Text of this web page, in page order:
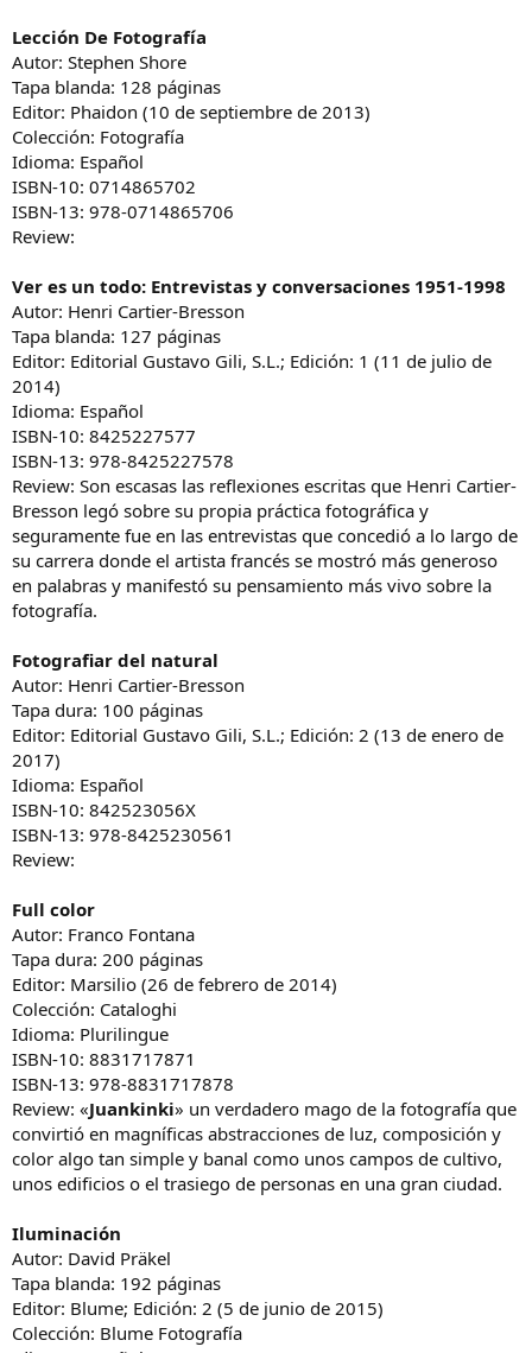
Lección De Fotografía
Autor: Stephen Shore
Tapa blanda: 128 páginas
Editor: Phaidon (10 de septiembre de 2013)
Colección: Fotografía
Idioma: Español
ISBN-10: 0714865702
ISBN-13: 978-0714865706
Review:
Ver es un todo: Entrevistas y conversaciones 1951-1998
Autor: Henri Cartier-Bresson
Tapa blanda: 127 páginas
Editor: Editorial Gustavo Gili, S.L.; Edición: 1 (11 de julio de
2014)
Idioma: Español
ISBN-10: 8425227577
ISBN-13: 978-8425227578
Review: Son escasas las reflexiones escritas que Henri Cartier-
Bresson legó sobre su propia práctica fotográfica y
seguramente fue en las entrevistas que concedió a lo largo de
su carrera donde el artista francés se mostró más generoso
en palabras y manifestó su pensamiento más vivo sobre la
fotografía.
Fotografiar del natural
Autor: Henri Cartier-Bresson
Tapa dura: 100 páginas
Editor: Editorial Gustavo Gili, S.L.; Edición: 2 (13 de enero de
2017)
Idioma: Español
ISBN-10: 842523056X
ISBN-13: 978-8425230561
Review:
Full color
Autor: Franco Fontana
Tapa dura: 200 páginas
Editor: Marsilio (26 de febrero de 2014)
Colección: Cataloghi
Idioma: Plurilingue
ISBN-10: 8831717871
ISBN-13: 978-8831717878
Review: «Juankinki» un verdadero mago de la fotografía que
convirtió en magníficas abstracciones de luz, composición y
color algo tan simple y banal como unos campos de cultivo,
unos edificios o el trasiego de personas en una gran ciudad.
Iluminación
Autor: David Präkel
Tapa blanda: 192 páginas
Editor: Blume; Edición: 2 (5 de junio de 2015)
Colección: Blume Fotografía